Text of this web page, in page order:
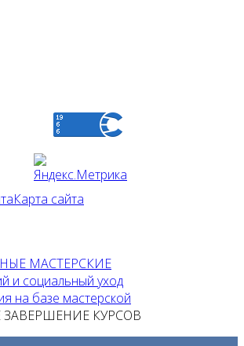
Карта сайта
МАСТЕРСКИЕ
и социальный уход
на базе мастерской
КУРСОВ